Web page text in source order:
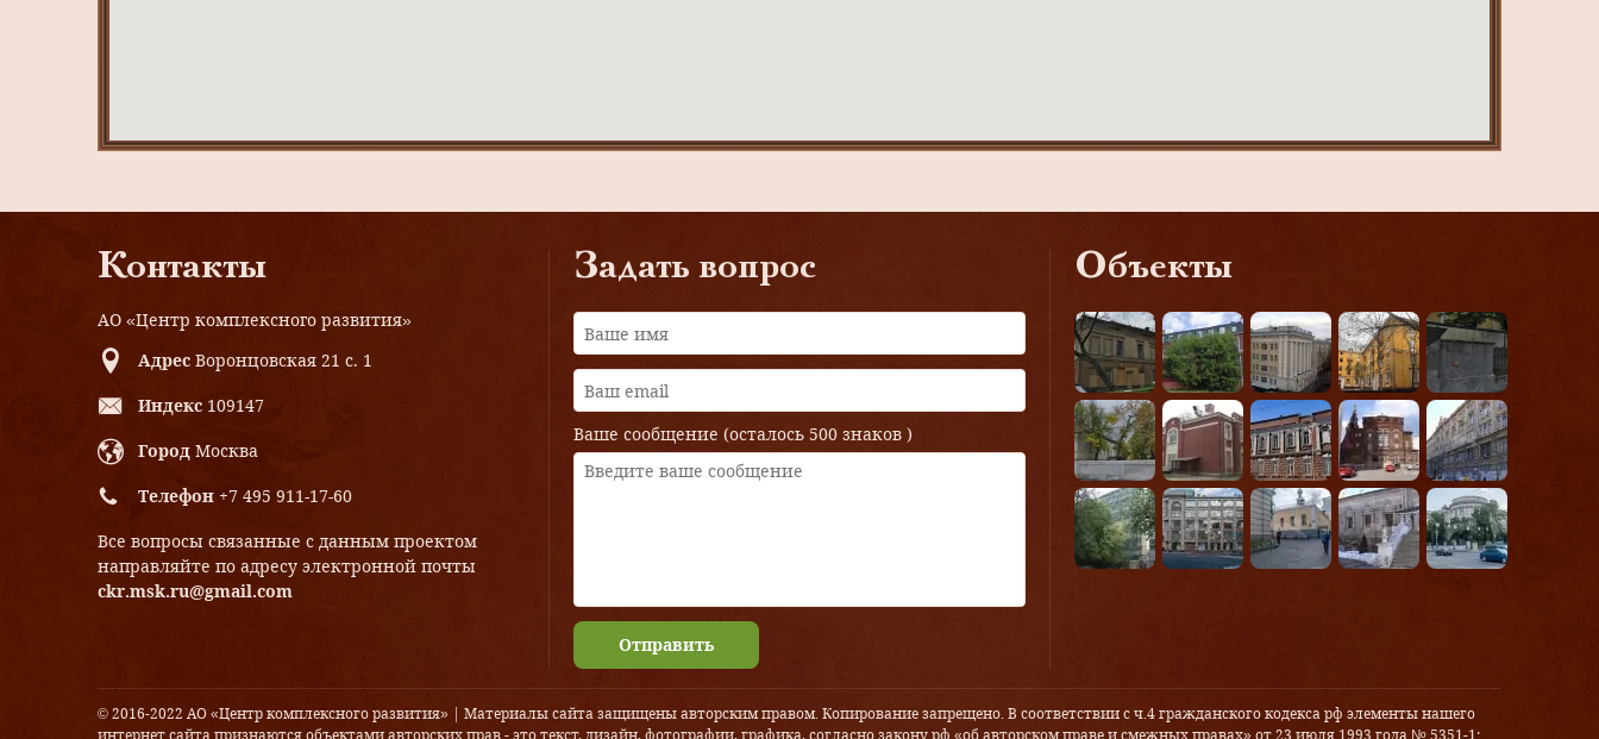
Контакты
АО «Центр комплексного развития»
Адрес Воронцовская 21 с. 1
Индекс 109147
Город Москва
Телефон +7 495 911-17-60
Все вопросы связанные с данным проектом
направляйте по адресу электронной почты
ckr.msk.ru@gmail.com
Задать вопрос
Ваше сообщение (осталось 500 знаков )
Отправить
Объекты
© 2016-2022 АО «Центр комплексного развития» | Материалы сайта защищены авторским правом. Копирование запрещено. В соответствии с ч.4 гражданского кодекса рф элементы нашего